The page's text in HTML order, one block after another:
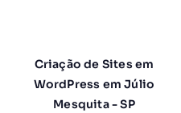
Criação de Sites em
WordPress em Júlio
Mesquita - SP